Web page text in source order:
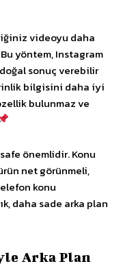
videoyu daha
yöntem, Instagram
sonuç verebilir
bilgisini daha iyi
bulunmaz ve
önemlidir. Konu
net görünmeli,
konu
daha sade arka plan
Arka Plan